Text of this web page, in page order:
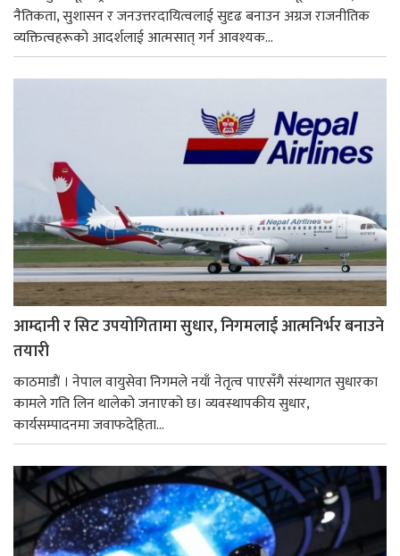
नैतिकता, सुशासन र जनउत्तरदायित्वलाई सुदृढ बनाउन अग्रज राजनीतिक
व्यक्तित्वहरूको आदर्शलाई आत्मसात् गर्न आवश्यक...
आम्दानी र सिट उपयोगितामा सुधार, निगमलाई आत्मनिर्भर बनाउने
तयारी
काठमाडाैं । नेपाल वायुसेवा निगमले नयाँ नेतृत्व पाएसँगै संस्थागत सुधारका
कामले गति लिन थालेको जनाएको छ। व्यवस्थापकीय सुधार,
कार्यसम्पादनमा जवाफदेहिता...